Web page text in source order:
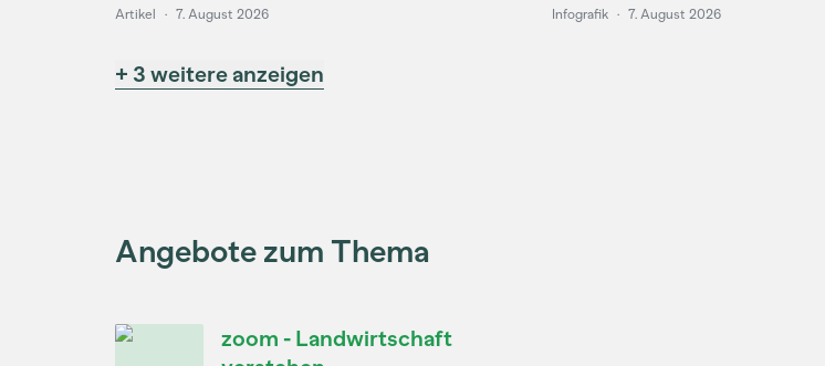
Artikel · 7. August 2026 Infografik · 7. August 2026
+ 3 weitere anzeigen
Angebote zum Thema
zoom - Landwirtschaft